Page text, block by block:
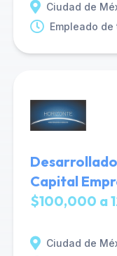
Ciudad de
Empleado
Capital
$100,000 a
Ciudad de